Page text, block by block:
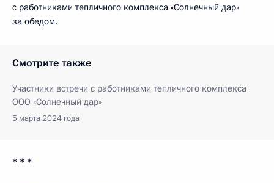
с работниками тепличного комплекса «Солнечный дар»
за обедом.
Смотрите также
Участники встречи с работниками тепличного комплекса
ООО «Солнечный дар»
5 марта 2024 года
* * *